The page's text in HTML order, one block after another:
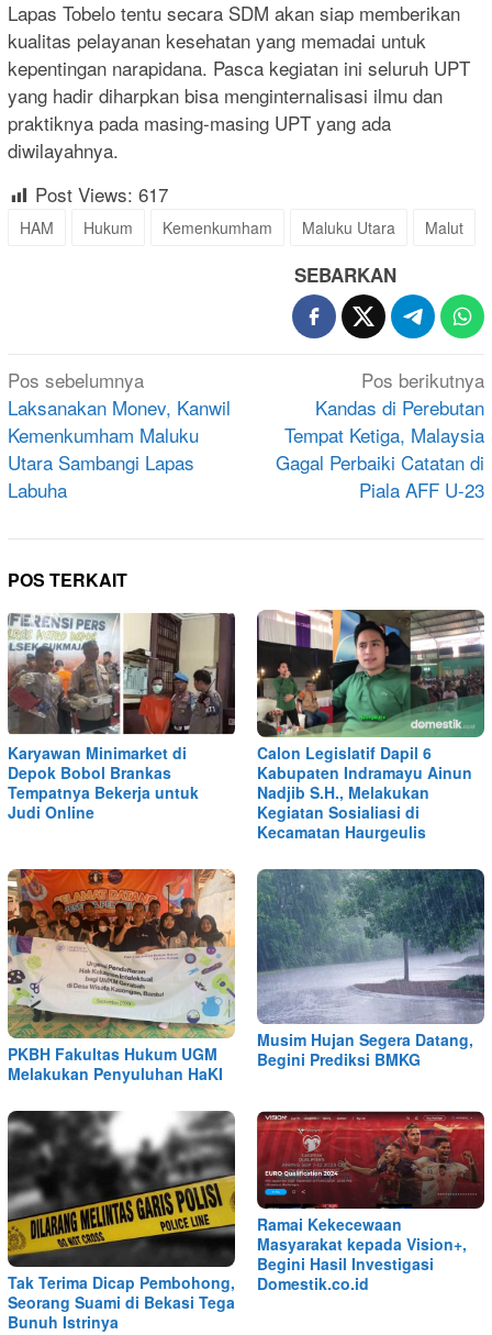
Lapas Tobelo tentu secara SDM akan siap memberikan
kualitas pelayanan kesehatan yang memadai untuk
kepentingan narapidana. Pasca kegiatan ini seluruh UPT
yang hadir diharpkan bisa menginternalisasi ilmu dan
praktiknya pada masing-masing UPT yang ada
diwilayahnya.
Post Views: 617
HAM Hukum Kemenkumham Maluku Utara Malut
SEBARKAN
Navigasi
pos
Pos sebelumnya
Laksanakan Monev, Kanwil
Kemenkumham Maluku
Utara Sambangi Lapas
Labuha
Pos berikutnya
Kandas di Perebutan
Tempat Ketiga, Malaysia
Gagal Perbaiki Catatan di
Piala AFF U-23
POS TERKAIT
Karyawan Minimarket di
Depok Bobol Brankas
Tempatnya Bekerja untuk
Judi Online
Calon Legislatif Dapil 6
Kabupaten Indramayu Ainun
Nadjib S.H., Melakukan
Kegiatan Sosialiasi di
Kecamatan Haurgeulis
PKBH Fakultas Hukum UGM
Melakukan Penyuluhan HaKI
Musim Hujan Segera Datang,
Begini Prediksi BMKG
Tak Terima Dicap Pembohong,
Seorang Suami di Bekasi Tega
Bunuh Istrinya
Ramai Kekecewaan
Masyarakat kepada Vision+,
Begini Hasil Investigasi
Domestik.co.id